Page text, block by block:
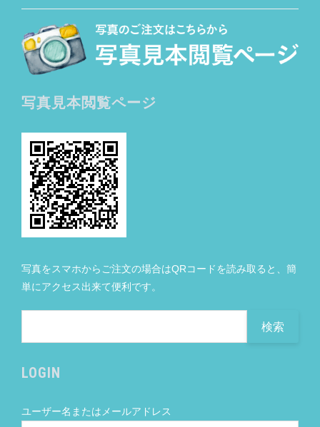
写真見本閲覧ページ
写真をスマホからご注文の場合はQRコードを読み取ると、簡
単にアクセス出来て便利です。
LOGIN
ユーザー名またはメールアドレス